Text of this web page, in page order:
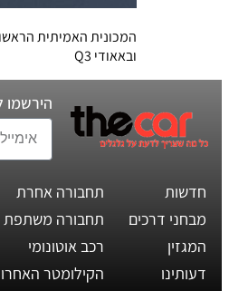
ובאאודי Q3
הירשמו
חדשות
מבחני דרכים
המגזין
דעותינו
תחבורה אחרת
תחבורה משתפת
רכב אוטונומי
הקילומטר